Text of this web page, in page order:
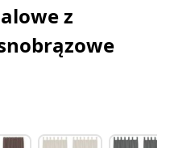
z